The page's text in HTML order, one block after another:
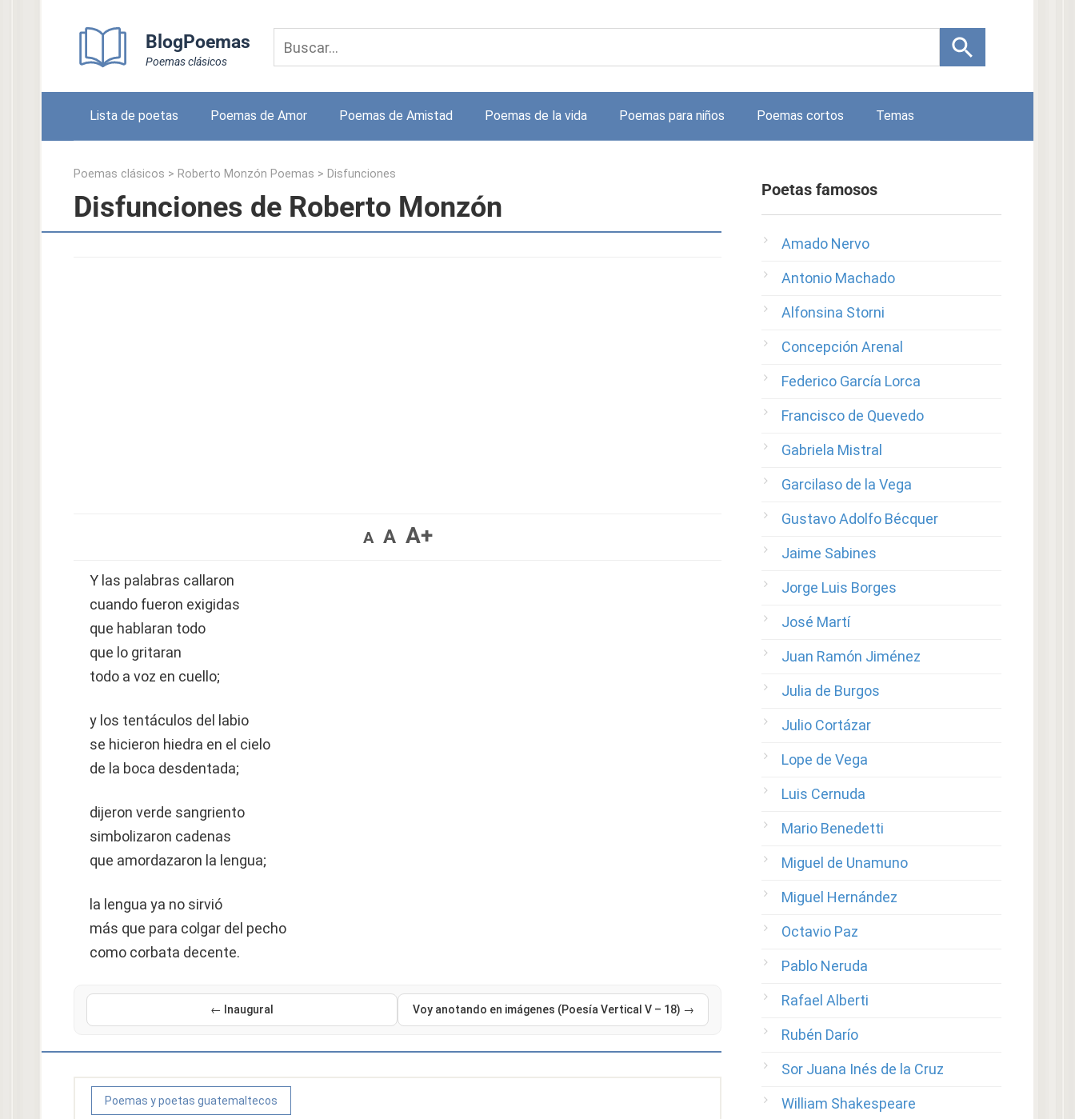
BlogPoemas
Poemas clásicos
Lista de poetas Poemas de Amor Poemas de Amistad Poemas de la vida Poemas para niños Poemas cortos Temas
Poemas clásicos > Roberto Monzón Poemas > Disfunciones
Disfunciones de Roberto Monzón
A A A+
Y las palabras callaron
cuando fueron exigidas
que hablaran todo
que lo gritaran
todo a voz en cuello;
y los tentáculos del labio
se hicieron hiedra en el cielo
de la boca desdentada;
dijeron verde sangriento
simbolizaron cadenas
que amordazaron la lengua;
la lengua ya no sirvió
más que para colgar del pecho
como corbata decente.
← Inaugural Voy anotando en imágenes (Poesía Vertical V – 18) →
Poemas y poetas guatemaltecos
Poetas famosos
Amado Nervo
Antonio Machado
Alfonsina Storni
Concepción Arenal
Federico García Lorca
Francisco de Quevedo
Gabriela Mistral
Garcilaso de la Vega
Gustavo Adolfo Bécquer
Jaime Sabines
Jorge Luis Borges
José Martí
Juan Ramón Jiménez
Julia de Burgos
Julio Cortázar
Lope de Vega
Luis Cernuda
Mario Benedetti
Miguel de Unamuno
Miguel Hernández
Octavio Paz
Pablo Neruda
Rafael Alberti
Rubén Darío
Sor Juana Inés de la Cruz
William Shakespeare